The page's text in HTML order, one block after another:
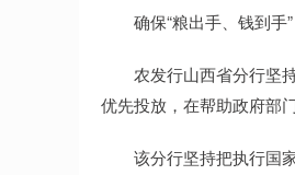
确保“粮出手、钱到手”
农发行山西省分行坚持
优先投放，在帮助政府部
该分行坚持把执行国家